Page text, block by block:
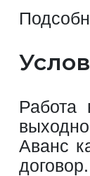
Работа
Аванс
договор.